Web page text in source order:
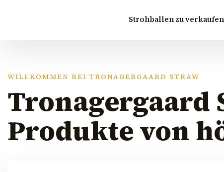
Strohballen zu verkaufen
WILLKOMMEN BEI TRONAGERGAARD STRAW
Tronagergaard
Produkte von